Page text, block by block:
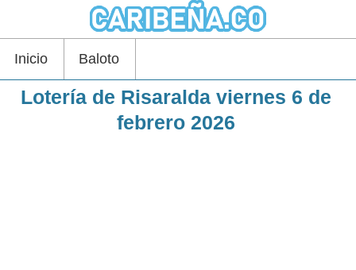
Inicio Baloto
Lotería de Risaralda viernes 6 de
febrero 2026